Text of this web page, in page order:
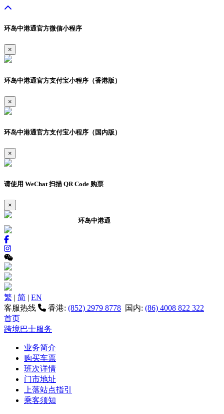
环岛中港通官方微信小程序
×
环岛中港通官方支付宝小程序（香港版）
×
环岛中港通官方支付宝小程序（国内版）
×
请使用 WeChat 扫描 QR Code 购票
×
环岛中港通
繁 | 简 | EN
客服热线
香港: (852) 2979 8778 国内: (86) 4008 822 322
首页
跨境巴士服务
业务简介
购买车票
班次详情
门市地址
上落站点指引
乘客须知